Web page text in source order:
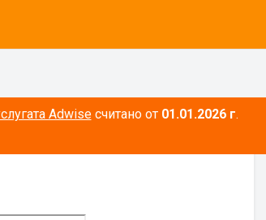
Adwiseсчитано от 01.01.2026 г.